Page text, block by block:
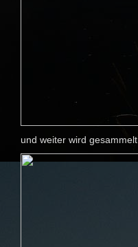
und weiter wird gesammelt